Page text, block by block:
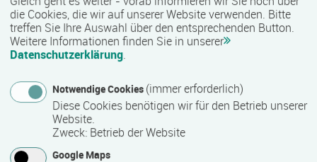
688 Stunde(n)
Termin
Termine auf Anfrage
Bemerkungen zum Termin
die Cookies, die wir auf unserer Website verwenden. Bitte
treffen Sie Ihre Auswahl über den entsprechenden Button.
Weitere Informationen finden Sie in unserer
Datenschutzerklärung.
Notwendige Cookies (immer erforderlich)
Diese Cookies benötigen wir für den Betrieb unserer
Website.
Zweck: Betrieb der Website
Google Maps